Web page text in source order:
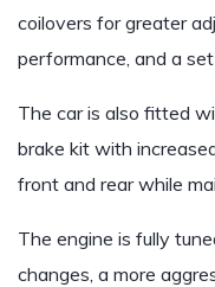
coilovers for greater
performance, and a
The car is also fitted
brake kit with
front and rear while
The engine is fully
changes, a more